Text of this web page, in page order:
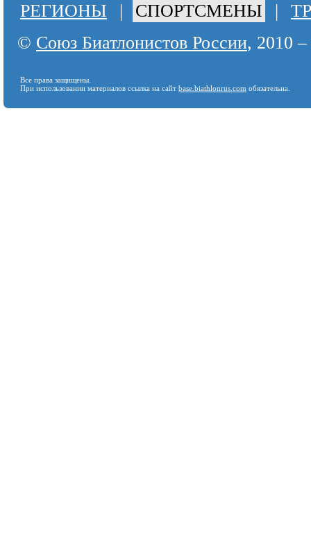
РЕГИОНЫ | СПОРТСМЕНЫ |
© Союз Биатлонистов России, 2010
Все права защищены.
При использовании материалов ссылка на сайт base.biathlonrus.com обязательна.